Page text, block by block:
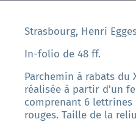
Strasbourg, Henri
In-folio de 48 ff.
Parchemin à rabats du
réalisée à partir d'un
comprenant 6 lettrines
rouges. Taille de la